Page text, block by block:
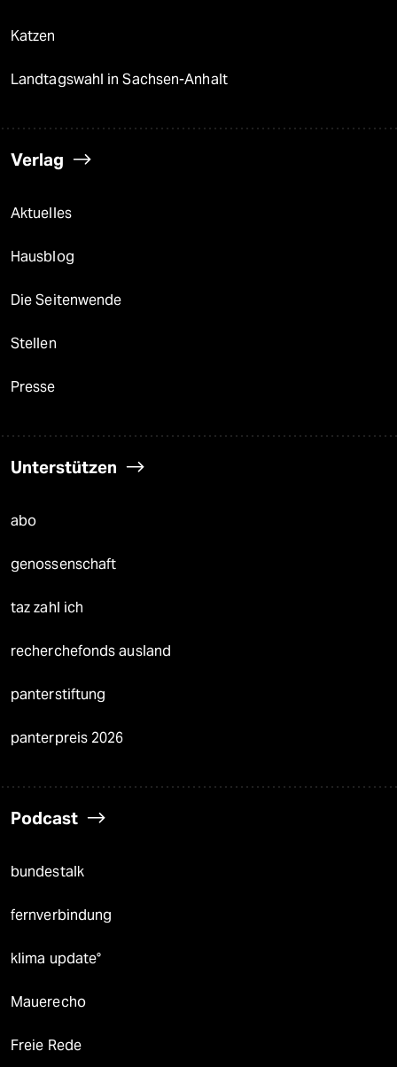
Katzen
Landtagswahl in Sachsen-Anhalt
Verlag
Aktuelles
Hausblog
Die Seitenwende
Stellen
Presse
Unterstützen
abo
genossenschaft
taz zahl ich
recherchefonds ausland
panterstiftung
panterpreis 2026
Podcast
bundestalk
fernverbindung
klima update°
Mauerecho
Freie Rede